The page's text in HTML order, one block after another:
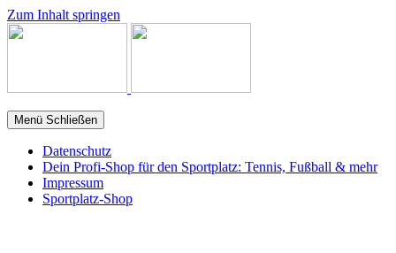
Zum Inhalt springen
Menü Schließen
Datenschutz
Dein Profi-Shop für den Sportplatz: Tennis, Fußball & mehr
Impressum
Sportplatz-Shop